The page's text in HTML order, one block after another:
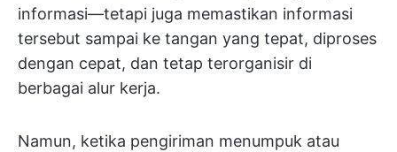
informasi—tetapi juga memastikan informasi
tersebut sampai ke tangan yang tepat, diproses
dengan cepat, dan tetap terorganisir di
berbagai alur kerja.
Namun, ketika pengiriman menumpuk atau